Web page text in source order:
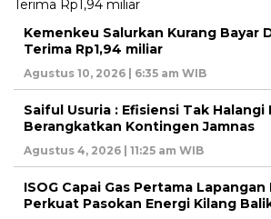
Kemenkeu Salurkan Kurang Bayar
Terima Rp1,94 miliar
Agustus 10, 2026 | 6:35 am WIB
Saiful Usuria : Efisiensi Tak
Berangkatkan Kontingen Jamnas
Agustus 4, 2026 | 11:25 am WIB
ISOG Capai Gas Pertama Lapangan
Perkuat Pasokan Energi Kilang